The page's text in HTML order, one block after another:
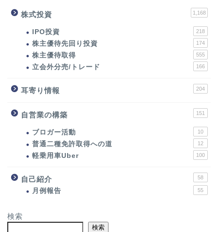
株式投資 1,168
IPO投資 218
株主優待先回り投資 174
株主優待取得 555
立会外分売/トレード 166
耳寄り情報 204
自営業の構築 151
ブロガー活動 10
普通二種免許取得への道 12
軽乗用車Uber 100
自己紹介 58
月例報告 55
検索
検索